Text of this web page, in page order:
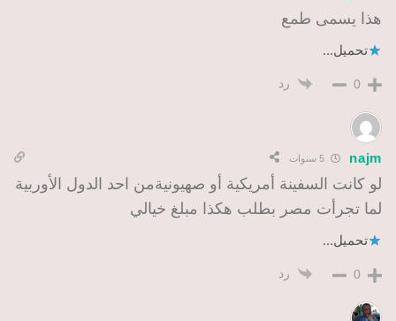
هذا يسمى طمع
تحميل...
0 رد
najm
لو كانت السفينة أمريكية أو صهيونيةمن احد الدول الأوربية
لما تجرأت مصر بطلب هكذا مبلغ خيالي
تحميل...
0 رد